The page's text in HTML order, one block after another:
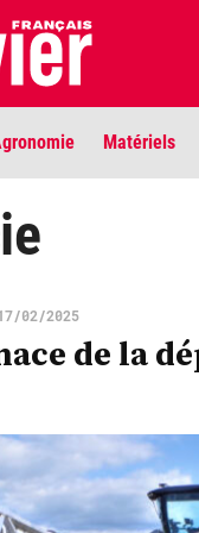
Matériels
Les
02/2025
de la